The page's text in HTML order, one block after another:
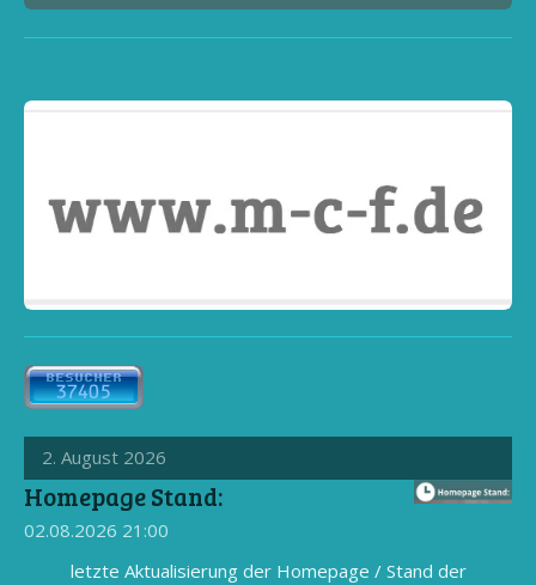
2. August 2026
Homepage Stand:
02.08.2026 21:00
letzte Aktualisierung der Homepage / Stand der